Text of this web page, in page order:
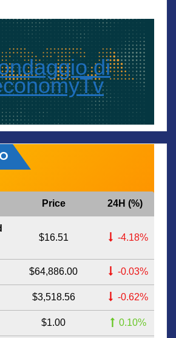
di
Price 24H (%)
$16.51 -4.18%
$64,886.00 -0.03%
$3,518.56 -0.62%
$1.00 0.10%